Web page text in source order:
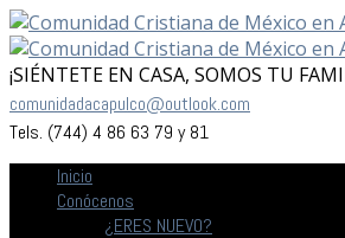
¡SIÉNTETE EN CASA, SOMOS TU
comunidadacapulco@outlook.com
Tels. (744) 4 86 63 79 y 81
Inicio
Conócenos
¿ERES NUEVO?